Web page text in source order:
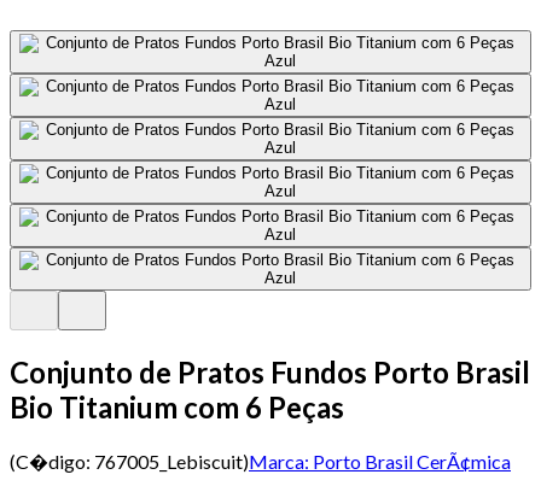
Conjunto de Pratos Fundos Porto Brasil
Bio Titanium com 6 Peças
(C�digo: 767005_Lebiscuit)Marca: Porto Brasil CerÃ¢mica